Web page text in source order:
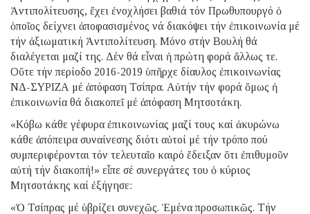
Ἀντιπολίτευσης, ἔχει ἐνοχλήσει βαθιά τόν Πρωθυπουργό ὁ
ὁποῖος δείχνει ἀποφασισμένος νά διακόψει τήν ἐπικοινωνία μέ
τήν ἀξιωματική Ἀντιπολίτευση. Μόνο στήν Βουλή θά
διαλέγεται μαζί της. Δέν θά εἶναι ἡ πρώτη φορά ἄλλως τε.
Οὔτε τήν περίοδο 2016-2019 ὑπῆρχε δίαυλος ἐπικοινωνίας
ΝΔ-ΣΥΡΙΖΑ μέ ἀπόφαση Τσίπρα. Αὐτήν τήν φορά ὅμως ἡ
ἐπικοινωνία θά διακοπεῖ μέ ἀπόφαση Μητσοτάκη.
«Κόβω κάθε γέφυρα ἐπικοινωνίας μαζί τους καί ἀκυρώνω
κάθε ἀπόπειρα συναίνεσης διότι αὐτοί μέ τήν τρόπο πού
συμπεριφέρονται τόν τελευταῖο καιρό ἔδειξαν ὅτι ἐπιθυμοῦν
αὐτή τήν διακοπή!» εἶπε σέ συνεργάτες του ὁ κύριος
Μητσοτάκης καί ἐξήγησε:
«Ὁ Τσίπρας μέ ὑβρίζει συνεχῶς. Ἐμένα προσωπικῶς. Τήν